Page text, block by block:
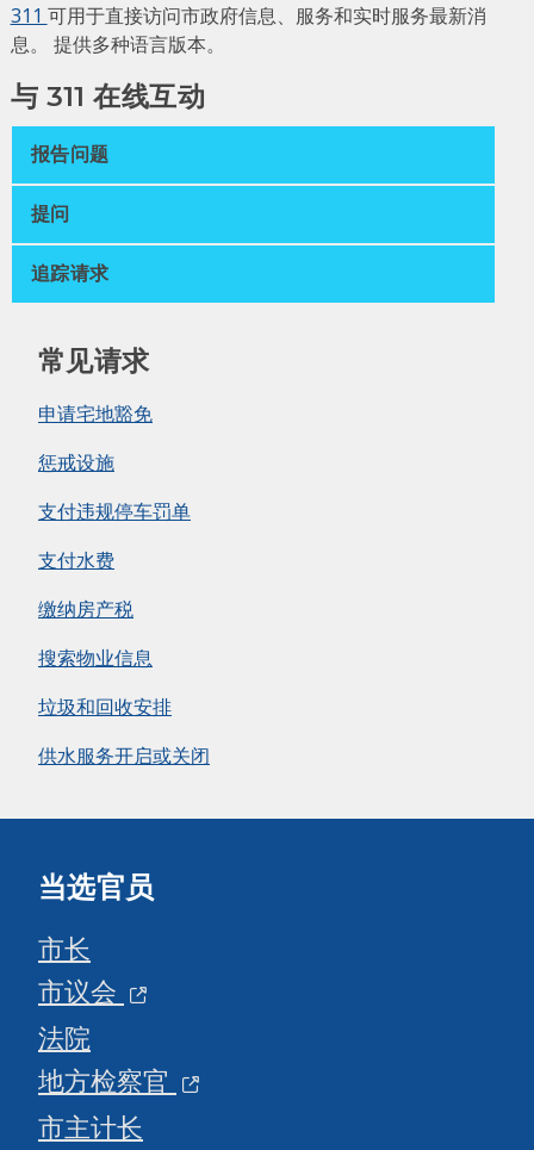
311 可用于直接访问市政府信息、服务和实时服务最新消
息。 提供多种语言版本。
与 311 在线互动
报告问题
提问
追踪请求
常见请求
申请宅地豁免
惩戒设施
支付违规停车罚单
支付水费
缴纳房产税
搜索物业信息
垃圾和回收安排
供水服务开启或关闭
当选官员
市长
市议会
法院
地方检察官
市主计长